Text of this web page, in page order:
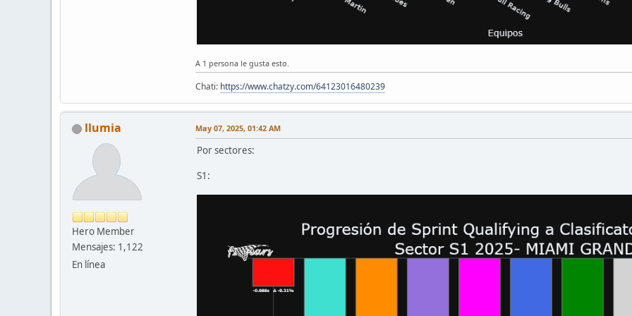
A 1 persona le gusta esto.
Chati: https://www.chatzy.com/64123016480239
llumia
Hero Member
Mensajes: 1,122
En línea
May 07, 2025, 01:42 AM
Por sectores:
S1: